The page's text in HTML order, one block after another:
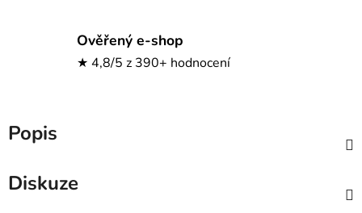
Ověřený e-shop
★ 4,8/5 z 390+ hodnocení
Popis
Diskuze